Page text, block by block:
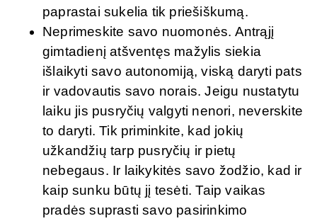
paprastai sukelia tik priešiškumą.
Neprimeskite savo nuomonės. Antrąjį
gimtadienį atšventęs mažylis siekia
išlaikyti savo autonomiją, viską daryti pats
ir vadovautis savo norais. Jeigu nustatytu
laiku jis pusryčių valgyti nenori, neverskite
to daryti. Tik priminkite, kad jokių
užkandžių tarp pusryčių ir pietų
nebegaus. Ir laikykitės savo žodžio, kad ir
kaip sunku būtų jį tesėti. Taip vaikas
pradės suprasti savo pasirinkimo